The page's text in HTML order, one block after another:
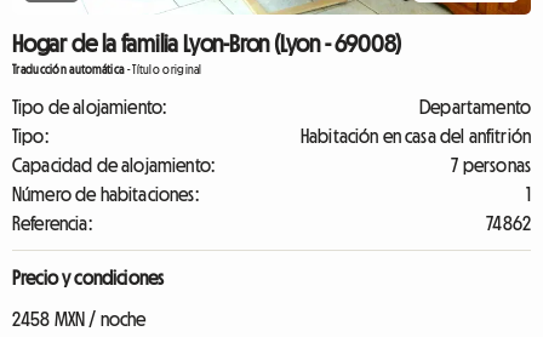
Hogar de la familia Lyon-Bron (Lyon - 69008)
Traducción automática-Título original
Tipo de alojamiento:
Departamento
Tipo:
Habitación en casa del anfitrión
Capacidad de alojamiento:
7 personas
Número de habitaciones:
1
Referencia:
74862
Precio y condiciones
2458 MXN / noche